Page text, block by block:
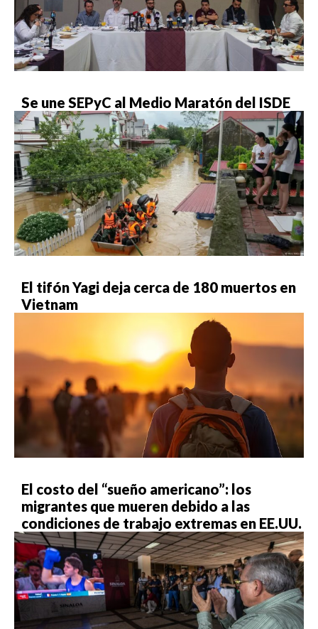
Se une SEPyC al Medio Maratón del ISDE
El tifón Yagi deja cerca de 180 muertos en
Vietnam
El costo del “sueño americano”: los
migrantes que mueren debido a las
condiciones de trabajo extremas en EE.UU.